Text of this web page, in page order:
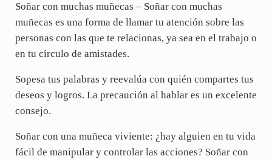
Soñar con muchas muñecas – Soñar con muchas
muñecas es una forma de llamar tu atención sobre las
personas con las que te relacionas, ya sea en el trabajo o
en tu círculo de amistades.
Sopesa tus palabras y reevalúa con quién compartes tus
deseos y logros. La precaución al hablar es un excelente
consejo.
Soñar con una muñeca viviente: ¿hay alguien en tu vida
fácil de manipular y controlar las acciones? Soñar con